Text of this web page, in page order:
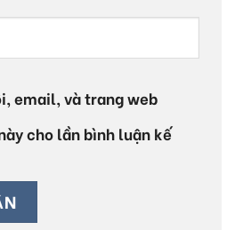
email, và trang web
cho lần bình luận kế